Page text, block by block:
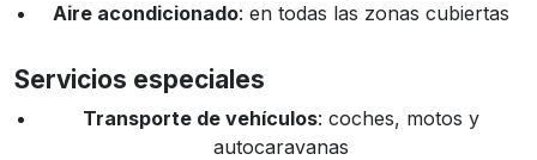
Aire acondicionado: en todas las zonas cubiertas
Servicios especiales
Transporte de vehículos: coches, motos y
autocaravanas